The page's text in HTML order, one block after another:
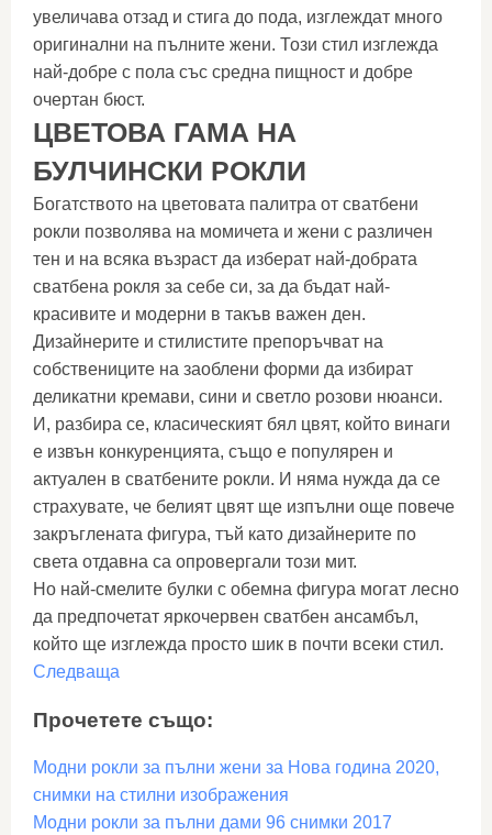
увеличава отзад и стига до пода, изглеждат много
оригинални на пълните жени. Този стил изглежда
най-добре с пола със средна пищност и добре
очертан бюст.
ЦВЕТОВА ГАМА НА
БУЛЧИНСКИ РОКЛИ
Богатството на цветовата палитра от сватбени
рокли позволява на момичета и жени с различен
тен и на всяка възраст да изберат най-добрата
сватбена рокля за себе си, за да бъдат най-
красивите и модерни в такъв важен ден.
Дизайнерите и стилистите препоръчват на
собствениците на заоблени форми да избират
деликатни кремави, сини и светло розови нюанси.
И, разбира се, класическият бял цвят, който винаги
е извън конкуренцията, също е популярен и
актуален в сватбените рокли. И няма нужда да се
страхувате, че белият цвят ще изпълни още повече
закръглената фигура, тъй като дизайнерите по
света отдавна са опровергали този мит.
Но най-смелите булки с обемна фигура могат лесно
да предпочетат яркочервен сватбен ансамбъл,
който ще изглежда просто шик в почти всеки стил.
Следваща
Прочетете също:
Модни рокли за пълни жени за Нова година 2020,
снимки на стилни изображения
Модни рокли за пълни дами 96 снимки 2017